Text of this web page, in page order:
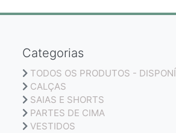
Categorias
TODOS OS PRODUTOS -
CALÇAS
SAIAS E SHORTS
PARTES DE CIMA
VESTIDOS